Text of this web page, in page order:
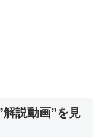
説動画”を見